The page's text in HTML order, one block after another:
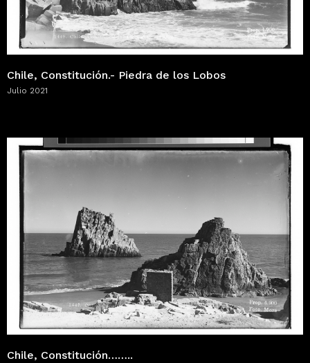
Chile, Constitución.- Piedra de los Lobos
Julio 2021
Chile, Constitución……..